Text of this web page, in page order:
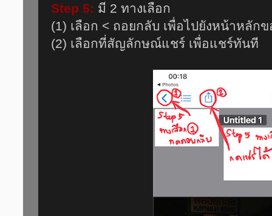
Step 5: มี 2 ทางเลือก
(1) เลือก < ถอยกลับ เพื่อไปยังหน้าหลักข
(2) เลือกที่สัญลักษณ์แชร์ เพื่อแชร์ทันที